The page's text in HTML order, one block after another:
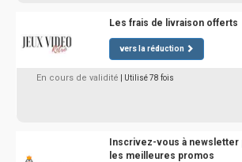
Les frais de livraison offerts
vers la réduction
En cours de validité | Utilisé 78 fois
Inscrivez-vous à
les meilleures promos